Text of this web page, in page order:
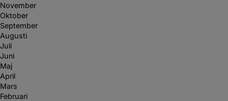
November
Oktober
September
Augusti
Juli
Juni
Maj
April
Mars
Februari